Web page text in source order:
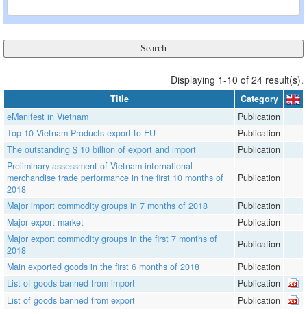
Displaying 1-10 of 24 result(s).
Title
Category
eManifest in Vietnam
Publication
Top 10 Vietnam Products export to EU
Publication
The outstanding $ 10 billion of export and import
Publication
Preliminary assessment of Vietnam international
merchandise trade performance in the first 10 months of
2018
Publication
Major import commodity groups in 7 months of 2018
Publication
Major export market
Publication
Major export commodity groups in the first 7 months of
2018
Publication
Main exported goods in the first 6 months of 2018
Publication
List of goods banned from import
Publication
List of goods banned from export
Publication